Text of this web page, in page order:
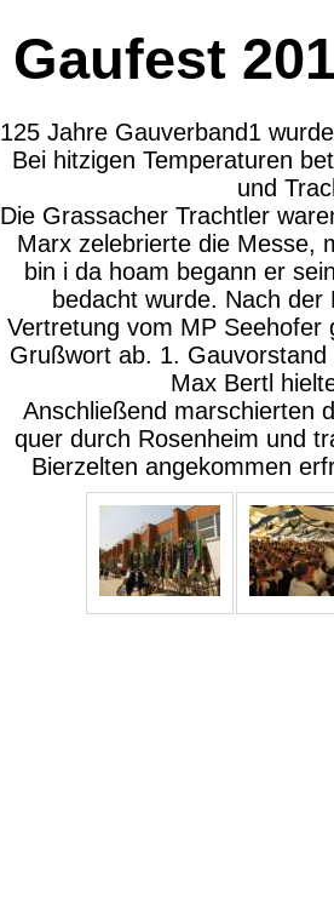
Gaufest
125 Jahre Gauverband1
Bei hitzigen Temperaturen
und
Die Grassacher Trachtler
Marx zelebrierte die Messe,
bin i da hoam begann er
bedacht wurde. Nach
Vertretung vom MP Seehofer
Grußwort ab. 1.
Max Bertl
Anschließend marschierten
quer durch Rosenheim und
Bierzelten angekommen